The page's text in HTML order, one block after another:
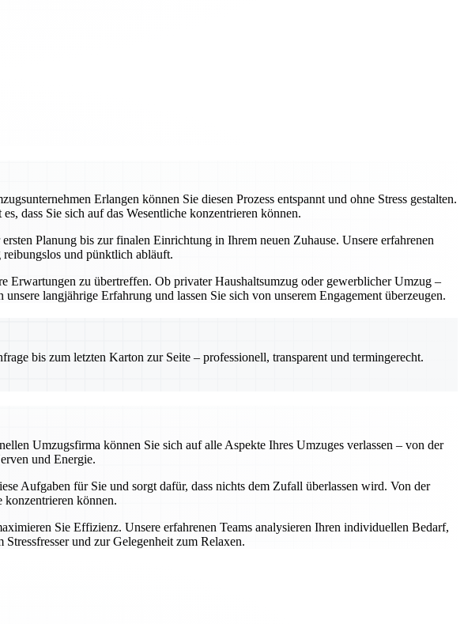
Erlangen können Sie diesen Prozess entspannt und ohne Stress gestalten.
dass Sie sich auf das Wesentliche konzentrieren können.
Planung bis zur finalen Einrichtung in Ihrem neuen Zuhause. Unsere erfahrenen
und pünktlich abläuft.
zu übertreffen. Ob privater Haushaltsumzug oder gewerblicher Umzug –
langjährige Erfahrung und lassen Sie sich von unserem Engagement überzeugen.
bis zum letzten Karton zur Seite – professionell, transparent und termingerecht.
Umzugsfirma können Sie sich auf alle Aspekte Ihres Umzuges verlassen – von der
und Energie.
Aufgaben für Sie und sorgt dafür, dass nichts dem Zufall überlassen wird. Von der
können.
Sie Effizienz. Unsere erfahrenen Teams analysieren Ihren individuellen Bedarf,
und zur Gelegenheit zum Relaxen.